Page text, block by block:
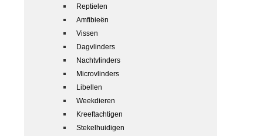
Reptielen
Amfibieën
Vissen
Dagvlinders
Nachtvlinders
Microvlinders
Libellen
Weekdieren
Kreeftachtigen
Stekelhuidigen